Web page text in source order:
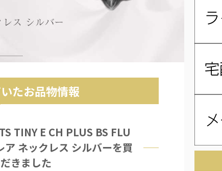
たお品物情報
TINY E CH PLUS BS FLU
ア ネックレス シルバーを買
きました